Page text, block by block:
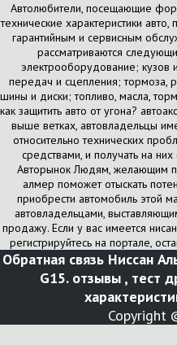
Автолюбители, посещающие
технические характеристики
гарантийным и сервисным
рассматриваются
электрооборудование;
передач и сцепления; тормоза,
шины и диски; топливо, масла,
как защитить авто от угона?
выше ветках, автовладельцы
относительно технических
средствами, и получать на
Авторынок Людям, желающим
алмер поможет отыскать
приобрести автомобиль этой
автовладельцами,
продажу. Если у вас имеется
регистрируйтесь на портале,
Обратная связь Ниссан
G15. отзывы , тест
Copyright